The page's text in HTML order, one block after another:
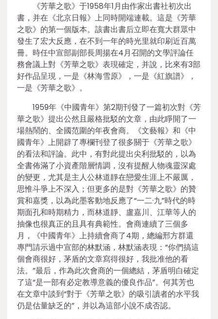
《芳華之歌》于1958年1月由作家出書社初次出
書，并在《北京日報》上同時開端連載。這是《芳華
之歌》的第一個版本。該書出書后立即在寬大群眾中
發生了宏大反應，在不到一年的時光里就印刷近百萬
冊。時任中宣部副部長周揚在4月召開的文學評論任
務會議上對《芳華之歌》表現確定，并說，比來有3部
好作品呈現，一是《林海雪原》，一是《紅旗譜》，
一是《芳華之歌》。
1959年《中國青年》第2期刊發了一篇初次對《芳
華之歌》提出公然且嚴格批駁的文章，由此睜開了一
場熱鬧的、全國范圍的年夜會商。《文藝報》和《中
國青年》上開辟了專欄刊登了很多關于《芳華之歌》
的看法和評論。此中，有對此提出尖利批駁的，以為
全書佈滿了小資產階層情調，沒有提醒人物魂靈深處
的變更，尤其是主人公林道靜在戀愛生涯上不嚴厲，
思惟斗爭上不深入；但更多的是對《芳華之歌》的贊
賞和嘉獎，以為此墨客動地反應了“一二·九”時代的時
期面孔和時期精力，而林道靜、盧嘉川、江華等人的
抽像也很真正的且具有典範性。會商連續了三個多
月，《中國青年》上持續會商了4期，總編邢方群還
專門請示過中宣部的林默涵，林默涵表現：“你們搞這
個會商很好，茅盾的文章寫得很好，我批准他的看
法。”最后，作為此次會商的一個總結，茅盾明白確定
了這“是一部有必定教導意義的優良作品”。何其芳也
在文章中談到“對于《芳華之歌》的吸引讀者的水平我
仍是估量缺乏的”，并以為這部小說不成否認。